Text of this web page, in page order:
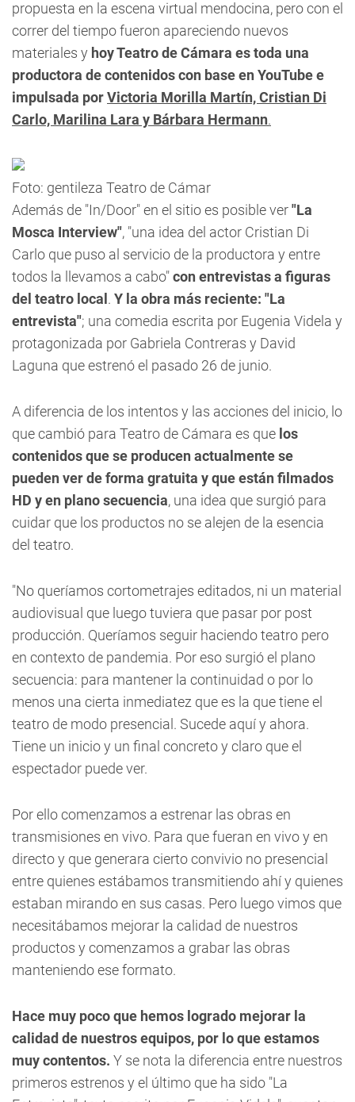
propuesta en la escena virtual mendocina, pero con el
correr del tiempo fueron apareciendo nuevos
materiales y hoy Teatro de Cámara es toda una
productora de contenidos con base en YouTube e
impulsada porVictoria Morilla Martín, Cristian Di
Carlo, Marilina Lara y Bárbara Hermann.
Foto: gentileza Teatro de Cámar
Además de "In/Door" en el sitio es posible ver"La
Mosca Interview", "una idea del actor Cristian Di
Carlo que puso al servicio de la productora y entre
todos la llevamos a cabo"con entrevistas a figuras
del teatro local . Y la obra más reciente: "La
entrevista"; una comedia escrita por Eugenia Videla y
protagonizada por Gabriela Contreras y David
Laguna que estrenó el pasado 26 de junio.
A diferencia de los intentos y las acciones del inicio, lo
que cambió para Teatro de Cámara es que los
contenidos que se producen actualmente se
pueden ver de forma gratuita y que están filmados
HD y en plano secuencia, una idea que surgió para
cuidar que los productos no se alejen de la esencia
del teatro.
"No queríamos cortometrajes editados, ni un material
audiovisual que luego tuviera que pasar por post
producción. Queríamos seguir haciendo teatro pero
en contexto de pandemia. Por eso surgió el plano
secuencia: para mantener la continuidad o por lo
menos una cierta inmediatez que es la que tiene el
teatro de modo presencial. Sucede aquí y ahora.
Tiene un inicio y un final concreto y claro que el
espectador puede ver.
Por ello comenzamos a estrenar las obras en
transmisiones en vivo. Para que fueran en vivo y en
directo y que generara cierto convivio no presencial
entre quienes estábamos transmitiendo ahí y quienes
estaban mirando en sus casas. Pero luego vimos que
necesitábamos mejorar la calidad de nuestros
productos y comenzamos a grabar las obras
manteniendo ese formato.
Hace muy poco que hemos logrado mejorar la
calidad de nuestros equipos, por lo que estamos
muy contentos. Y se nota la diferencia entre nuestros
primeros estrenos y el último que ha sido "La